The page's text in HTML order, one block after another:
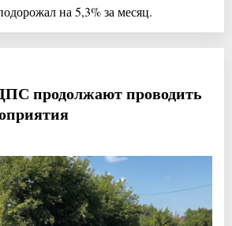
на 5,3% за месяц.
продолжают проводить